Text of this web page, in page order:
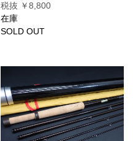
税抜 ￥8,800
在庫
SOLD OUT